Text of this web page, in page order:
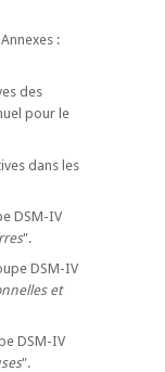
:
des
pour le
dans les
DSM-IV
".
DSM-IV
et
DSM-IV
".